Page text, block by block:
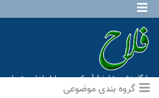
پایگاه نشر و تبلیغ قرآن کریم و معارف اهل بیت
عترت منهاج عشق آباد ]